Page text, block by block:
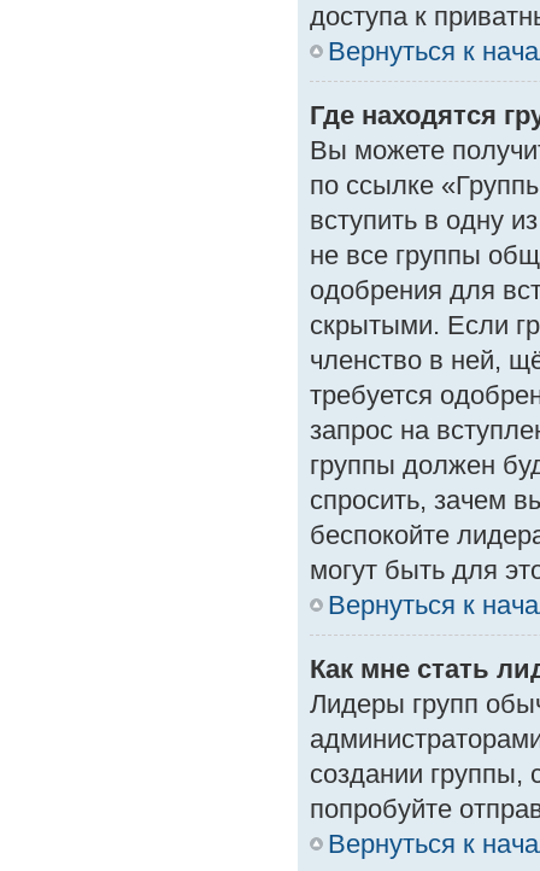
доступа к
Вернуться к
Где находятся
Вы можете
по ссылке
вступить в одну
не все группы
одобрения для
скрытыми. Если
членство в ней,
требуется
запрос на
группы должен
спросить, зачем
беспокойте
могут быть для
Вернуться к
Как мне стать
Лидеры групп
создании группы,
попробуйте
Вернуться к